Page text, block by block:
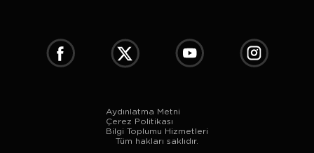
Aydınlatma Metni
Çerez Politikası
Bilgi Toplumu Hizmetleri
Tüm hakları saklıdır.